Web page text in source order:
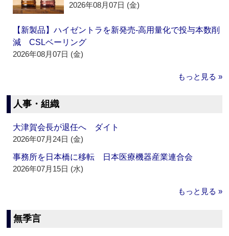
2026年08月07日 (金)
【新製品】ハイゼントラを新発売‐高用量化で投与本数削
減 CSLベーリング
2026年08月07日 (金)
もっと見る »
人事・組織
大津賀会長が退任へ ダイト
2026年07月24日 (金)
事務所を日本橋に移転 日本医療機器産業連合会
2026年07月15日 (水)
もっと見る »
無季言